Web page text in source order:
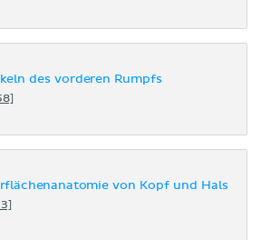
des vorderen Rumpfs
von Kopf und Hals